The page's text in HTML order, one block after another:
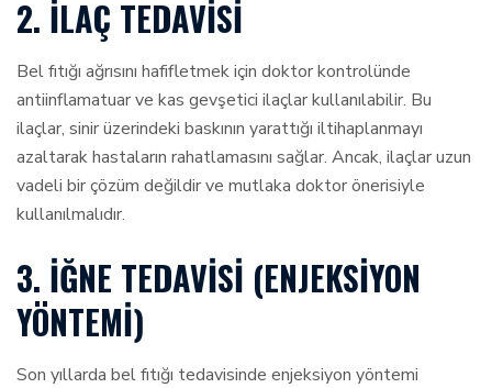
2. İLAÇ TEDAVISI
Bel fıtığı ağrısını hafifletmek için doktor kontrolünde
antiinflamatuar ve kas gevşetici ilaçlar kullanılabilir. Bu
ilaçlar, sinir üzerindeki baskının yarattığı iltihaplanmayı
azaltarak hastaların rahatlamasını sağlar. Ancak, ilaçlar uzun
vadeli bir çözüm değildir ve mutlaka doktor önerisiyle
kullanılmalıdır.
3. İĞNE TEDAVISI (ENJEKSIYON
YÖNTEMI)
Son yıllarda bel fıtığı tedavisinde enjeksiyon yöntemi